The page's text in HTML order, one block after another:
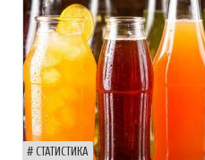
СТАТИСТИКА